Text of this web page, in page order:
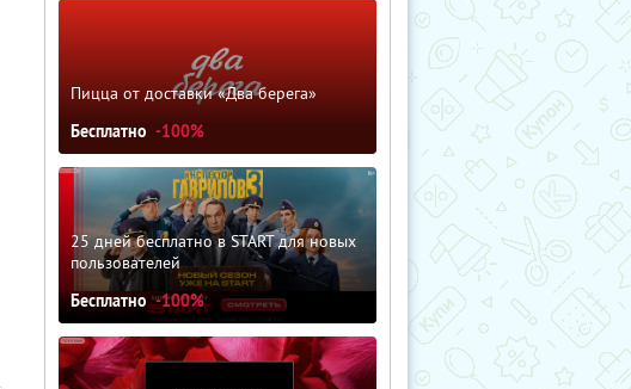
Пицца от доставки «Два берега»
Бесплатно -100%
25 дней бесплатно в START для новых
пользователей
Бесплатно -100%